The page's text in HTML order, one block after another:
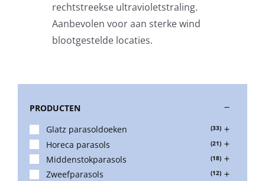
Muurparasols
Parasolvoeten
Balkonklemmen
rechtstreekse ultravioletstraling.
Aanbevolen voor aan sterke wind
blootgestelde locaties.
PRODUCTEN
Glatz parasoldoeken
(33)
Horeca parasols (21)
Middenstokparasols (18)
Zweefparasols (12)